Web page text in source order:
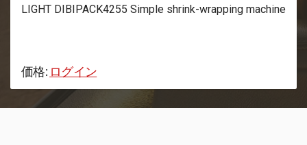
LIGHT DIBIPACK4255 Simple shrink-wrapping machine
価格: ログイン